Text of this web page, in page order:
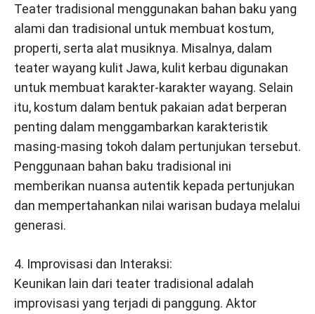
Teater tradisional menggunakan bahan baku yang
alami dan tradisional untuk membuat kostum,
properti, serta alat musiknya. Misalnya, dalam
teater wayang kulit Jawa, kulit kerbau digunakan
untuk membuat karakter-karakter wayang. Selain
itu, kostum dalam bentuk pakaian adat berperan
penting dalam menggambarkan karakteristik
masing-masing tokoh dalam pertunjukan tersebut.
Penggunaan bahan baku tradisional ini
memberikan nuansa autentik kepada pertunjukan
dan mempertahankan nilai warisan budaya melalui
generasi.
4. Improvisasi dan Interaksi:
Keunikan lain dari teater tradisional adalah
improvisasi yang terjadi di panggung. Aktor